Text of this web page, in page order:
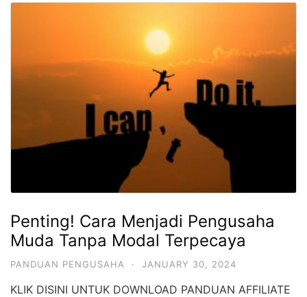
Penting! Cara Menjadi Pengusaha
Muda Tanpa Modal Terpecaya
PANDUAN PENGUSAHA · JANUARY 30, 2024
KLIK DISINI UNTUK DOWNLOAD PANDUAN AFFILIATE